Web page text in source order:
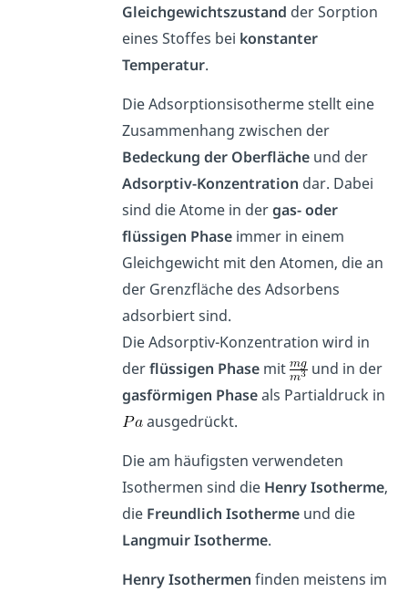
Gleichgewichtszustand der Sorption
eines Stoffes bei konstanter
Temperatur.
Die Adsorptionsisotherme stellt eine
Zusammenhang zwischen der
Bedeckung der Oberfläche und der
Adsorptiv-Konzentration dar. Dabei
sind die Atome in dergas- oder
flüssigen Phase immer in einem
Gleichgewicht mit den Atomen, die an
der Grenzfläche des Adsorbens
adsorbiert sind.
Die Adsorptiv-Konzentration wird in
derflüssigen Phase mit
und in der
gasförmigen Phaseals Partialdruck in
ausgedrückt.
Die am häufigsten verwendeten
Isothermen sind die Henry Isotherme,
die Freundlich Isotherme und die
Langmuir Isotherme.
Henry Isothermen finden meistens im